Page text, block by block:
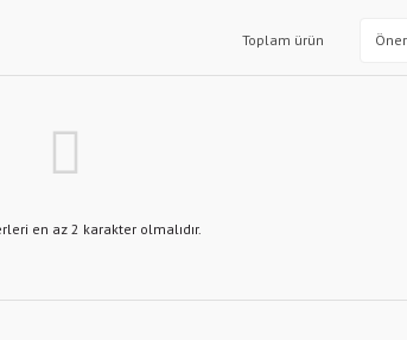
Toplam ürün
en az 2 karakter olmalıdır.